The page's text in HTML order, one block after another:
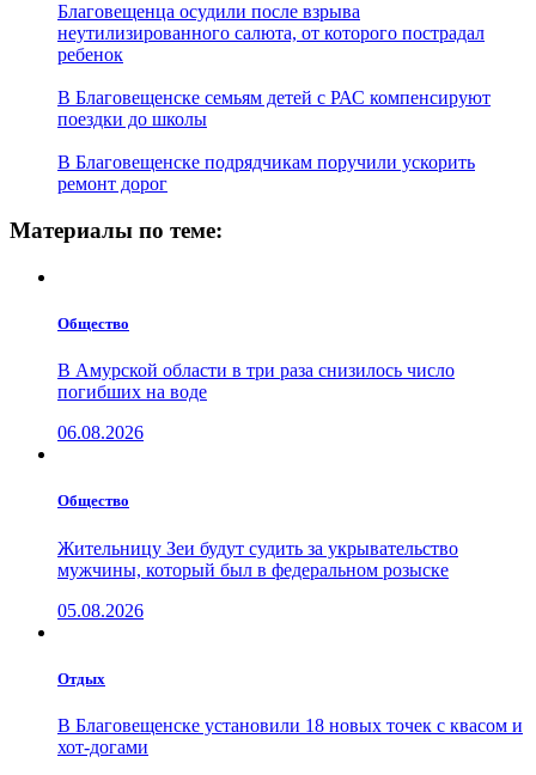
Благовещенца осудили после взрыва
неутилизированного салюта, от которого пострадал
ребенок
В Благовещенске семьям детей с РАС компенсируют
поездки до школы
В Благовещенске подрядчикам поручили ускорить
ремонт дорог
Материалы по теме:
Общество
В Амурской области в три раза снизилось число
погибших на воде
06.08.2026
Общество
Жительницу Зеи будут судить за укрывательство
мужчины, который был в федеральном розыске
05.08.2026
Отдых
В Благовещенске установили 18 новых точек с квасом и
хот-догами